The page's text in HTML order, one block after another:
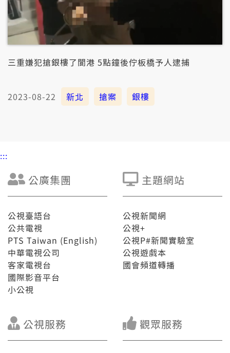
三重嫌犯搶銀樓了閬港 5點鐘後佇板橋予人逮捕
2023-08-22 新北 搶案 銀樓
:::
公廣集團
公視臺語台
公共電視
PTS Taiwan (English)
中華電視公司
客家電視台
國際影音平台
小公視
主題網站
公視新聞網
公視+
公視P#新聞實驗室
公視遊戲本
國會頻道轉播
公視服務 觀眾服務